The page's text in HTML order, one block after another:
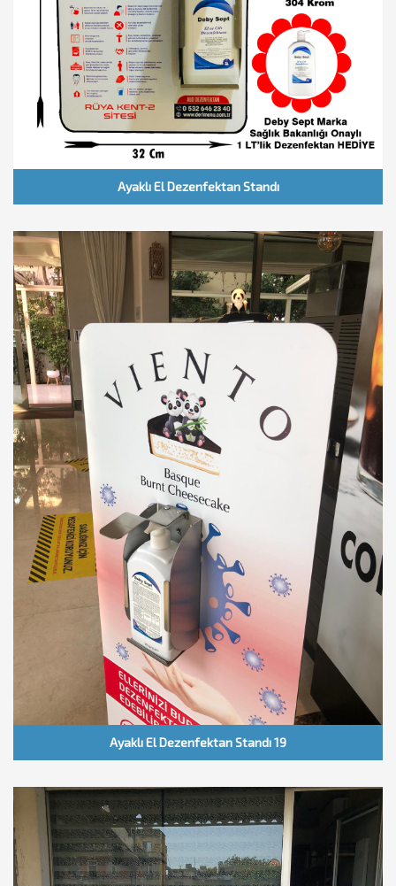
Ayaklı El Dezenfektan Standı
Ayaklı El Dezenfektan Standı 19